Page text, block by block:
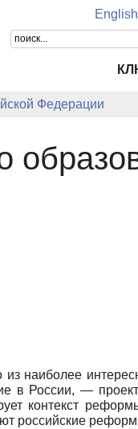
English
Федерации
из наиболее
в России, —
контекст
российские